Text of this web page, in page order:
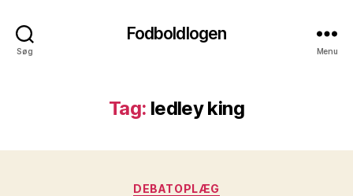
Søg
Fodboldlogen
Menu
Tag: ledley king
Kategorier
DEBATOPLÆG